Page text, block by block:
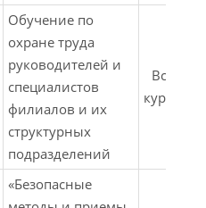
Обучение по
охране труда
руководителей и
специалистов
филиалов и их
структурных
подразделений
Все
курсы
«Безопасные